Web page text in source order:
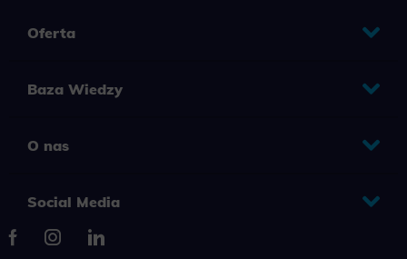
Oferta
Baza Wiedzy
O nas
Social Media